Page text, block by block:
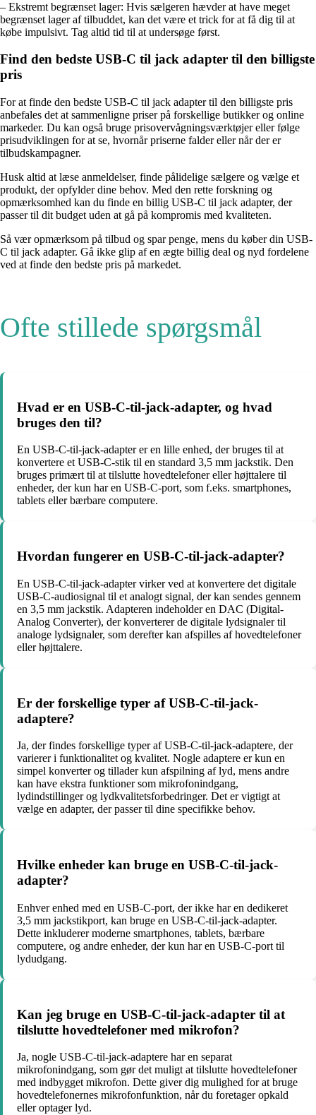
– Ekstremt begrænset lager: Hvis sælgeren hævder at have meget
begrænset lager af tilbuddet, kan det være et trick for at få dig til at
købe impulsivt. Tag altid tid til at undersøge først.
Find den bedste USB-C til jack adapter til den billigste
pris
For at finde den bedste USB-C til jack adapter til den billigste pris
anbefales det at sammenligne priser på forskellige butikker og online
markeder. Du kan også bruge prisovervågningsværktøjer eller følge
prisudviklingen for at se, hvornår priserne falder eller når der er
tilbudskampagner.
Husk altid at læse anmeldelser, finde pålidelige sælgere og vælge et
produkt, der opfylder dine behov. Med den rette forskning og
opmærksomhed kan du finde en billig USB-C til jack adapter, der
passer til dit budget uden at gå på kompromis med kvaliteten.
Så vær opmærksom på tilbud og spar penge, mens du køber din USB-
C til jack adapter. Gå ikke glip af en ægte billig deal og nyd fordelene
ved at finde den bedste pris på markedet.
Ofte stillede spørgsmål
Hvad er en USB-C-til-jack-adapter, og hvad
bruges den til?
En USB-C-til-jack-adapter er en lille enhed, der bruges til at
konvertere et USB-C-stik til en standard 3,5 mm jackstik. Den
bruges primært til at tilslutte hovedtelefoner eller højttalere til
enheder, der kun har en USB-C-port, som f.eks. smartphones,
tablets eller bærbare computere.
Hvordan fungerer en USB-C-til-jack-adapter?
En USB-C-til-jack-adapter virker ved at konvertere det digitale
USB-C-audiosignal til et analogt signal, der kan sendes gennem
en 3,5 mm jackstik. Adapteren indeholder en DAC (Digital-
Analog Converter), der konverterer de digitale lydsignaler til
analoge lydsignaler, som derefter kan afspilles af hovedtelefoner
eller højttalere.
Er der forskellige typer af USB-C-til-jack-
adaptere?
Ja, der findes forskellige typer af USB-C-til-jack-adaptere, der
varierer i funktionalitet og kvalitet. Nogle adaptere er kun en
simpel konverter og tillader kun afspilning af lyd, mens andre
kan have ekstra funktioner som mikrofonindgang,
lydindstillinger og lydkvalitetsforbedringer. Det er vigtigt at
vælge en adapter, der passer til dine specifikke behov.
Hvilke enheder kan bruge en USB-C-til-jack-
adapter?
Enhver enhed med en USB-C-port, der ikke har en dedikeret
3,5 mm jackstikport, kan bruge en USB-C-til-jack-adapter.
Dette inkluderer moderne smartphones, tablets, bærbare
computere, og andre enheder, der kun har en USB-C-port til
lydudgang.
Kan jeg bruge en USB-C-til-jack-adapter til at
tilslutte hovedtelefoner med mikrofon?
Ja, nogle USB-C-til-jack-adaptere har en separat
mikrofonindgang, som gør det muligt at tilslutte hovedtelefoner
med indbygget mikrofon. Dette giver dig mulighed for at bruge
hovedtelefonernes mikrofonfunktion, når du foretager opkald
eller optager lyd.